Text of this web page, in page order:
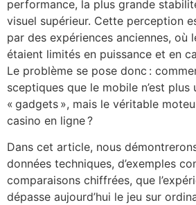
performance, la plus grande
visuel supérieur. Cette perception
par des expériences anciennes, où
étaient limités en puissance et en
Le problème se pose donc :
sceptiques que le mobile n’est plus
« gadgets », mais le véritable
casino en ligne ?
Dans cet article, nous
données techniques, d’exemples
comparaisons chiffrées, que
dépasse aujourd’hui le jeu sur